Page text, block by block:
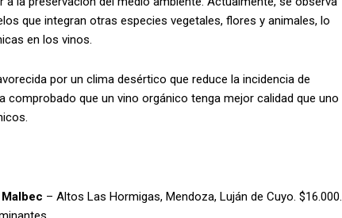
que integran otras especies vegetales, flores y animales, lo
en los vinos.
por un clima desértico que reduce la incidencia de
comprobado que un vino orgánico tenga mejor calidad que uno
– Altos Las Hormigas, Mendoza, Luján de Cuyo. $16.000.